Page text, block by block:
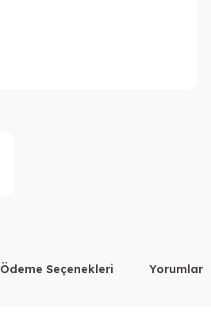
Ödeme Seçenekleri Yorumlar